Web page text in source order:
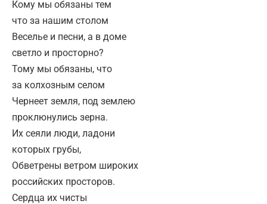
Кому мы обязаны тем
что за нашим столом
Веселье и песни, а в доме
светло и просторно?
Тому мы обязаны, что
за колхозным селом
Чернеет земля, под землею
проклюнулись зерна.
Их сеяли люди, ладони
которых грубы,
Обветрены ветром широких
российских просторов.
Сердца их чисты